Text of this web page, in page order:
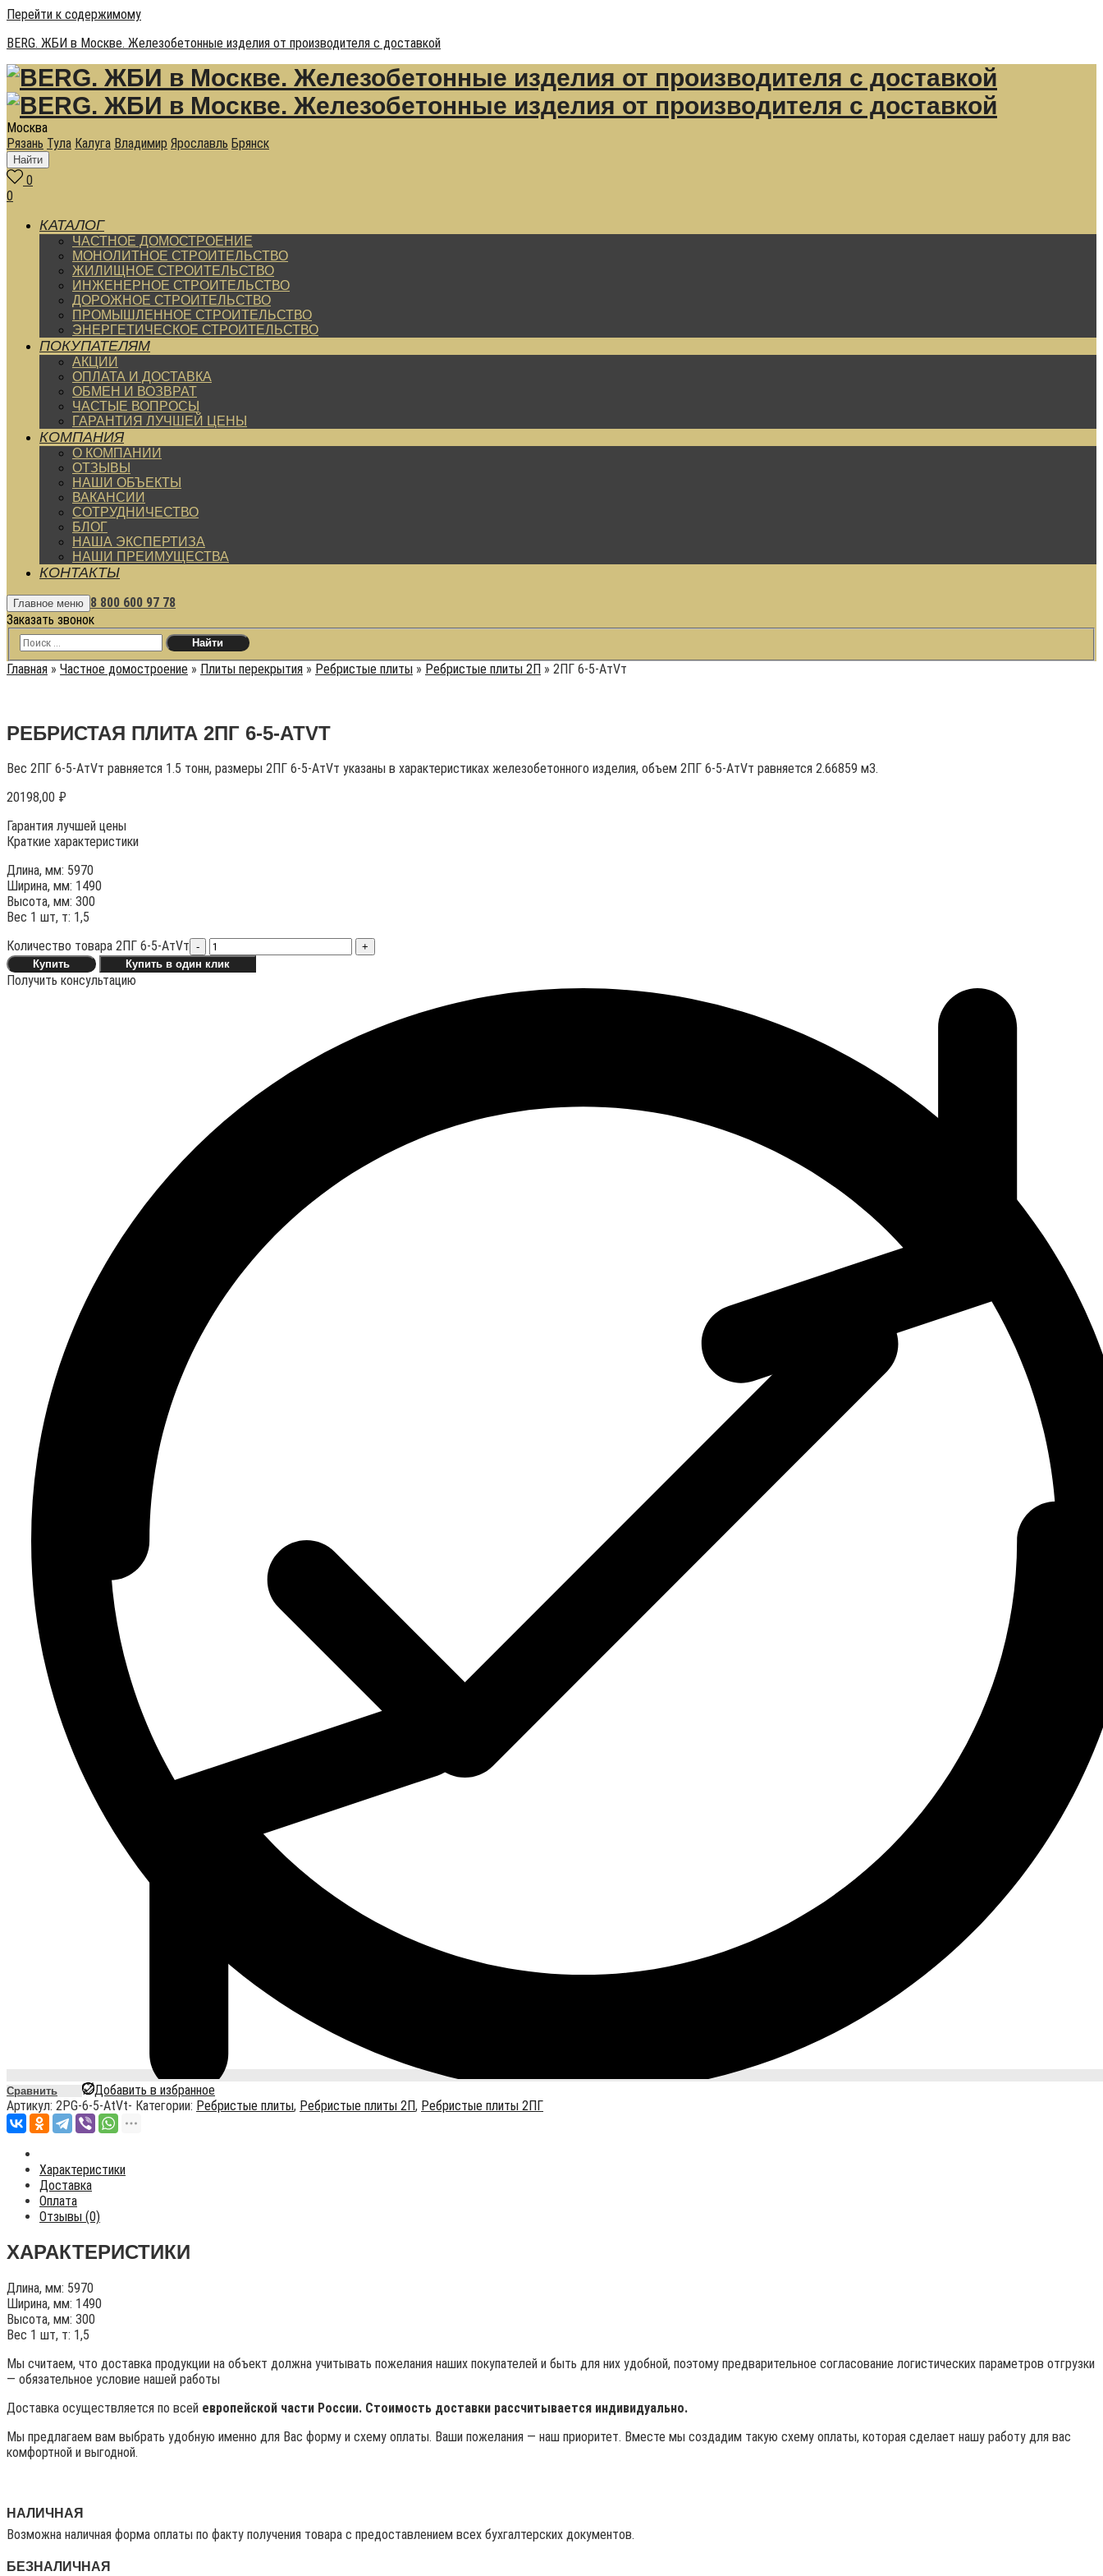
Перейти к содержимому
BERG. ЖБИ в Москве. Железобетонные изделия от производителя с доставкой
Москва
Рязань Тула Калуга Владимир Ярославль Брянск
Найти
0
0
КАТАЛОГ
ЧАСТНОЕ ДОМОСТРОЕНИЕ
МОНОЛИТНОЕ СТРОИТЕЛЬСТВО
ЖИЛИЩНОЕ СТРОИТЕЛЬСТВО
ИНЖЕНЕРНОЕ СТРОИТЕЛЬСТВО
ДОРОЖНОЕ СТРОИТЕЛЬСТВО
ПРОМЫШЛЕННОЕ СТРОИТЕЛЬСТВО
ЭНЕРГЕТИЧЕСКОЕ СТРОИТЕЛЬСТВО
ПОКУПАТЕЛЯМ
АКЦИИ
ОПЛАТА И ДОСТАВКА
ОБМЕН И ВОЗВРАТ
ЧАСТЫЕ ВОПРОСЫ
ГАРАНТИЯ ЛУЧШЕЙ ЦЕНЫ
КОМПАНИЯ
О КОМПАНИИ
ОТЗЫВЫ
НАШИ ОБЪЕКТЫ
ВАКАНСИИ
СОТРУДНИЧЕСТВО
БЛОГ
НАША ЭКСПЕРТИЗА
НАШИ ПРЕИМУЩЕСТВА
КОНТАКТЫ
Главное меню 8 800 600 97 78
Заказать звонок
Главная » Частное домостроение » Плиты перекрытия » Ребристые плиты » Ребристые плиты 2П » 2ПГ 6-5-АтVт
РЕБРИСТАЯ ПЛИТА 2ПГ 6-5-АТVТ
Вес 2ПГ 6-5-АтVт равняется 1.5 тонн, размеры 2ПГ 6-5-АтVт указаны в характеристиках железобетонного изделия, объем 2ПГ 6-5-АтVт равняется 2.66859 м3.
20198,00 ₽
Гарантия лучшей цены
Краткие характеристики
Длина, мм: 5970
Ширина, мм: 1490
Высота, мм: 300
Вес 1 шт, т: 1,5
Количество товара 2ПГ 6-5-АтVт -
+
Купить
Купить в один клик
Получить консультацию
Сравнить
Добавить в избранное
Артикул: 2PG-6-5-AtVt- Категории: Ребристые плиты, Ребристые плиты 2П, Ребристые плиты 2ПГ
Характеристики
Доставка
Оплата
Отзывы (0)
ХАРАКТЕРИСТИКИ
Длина, мм: 5970
Ширина, мм: 1490
Высота, мм: 300
Вес 1 шт, т: 1,5
Мы считаем, что доставка продукции на объект должна учитывать пожелания наших покупателей и быть для них удобной, поэтому предварительное согласование логистических параметров отгрузки
— обязательное условие нашей работы
Доставка осуществляется по всей европейской части России. Стоимость доставки рассчитывается индивидуально.
Мы предлагаем вам выбрать удобную именно для Вас форму и схему оплаты. Ваши пожелания — наш приоритет. Вместе мы создадим такую схему оплаты, которая сделает нашу работу для вас
комфортной и выгодной.
НАЛИЧНАЯ
Возможна наличная форма оплаты по факту получения товара с предоставлением всех бухгалтерских документов.
БЕЗНАЛИЧНАЯ